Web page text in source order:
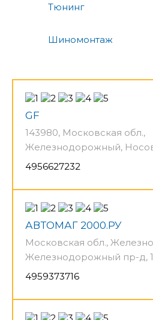
Тюнинг
Шиномонтаж
GF
143980, Московская обл.,
Железнодорожный,
4956627232
АВТОМАГ 2000.РУ
Московская обл.,
Железнодорожный пр-д, 1
4959373716